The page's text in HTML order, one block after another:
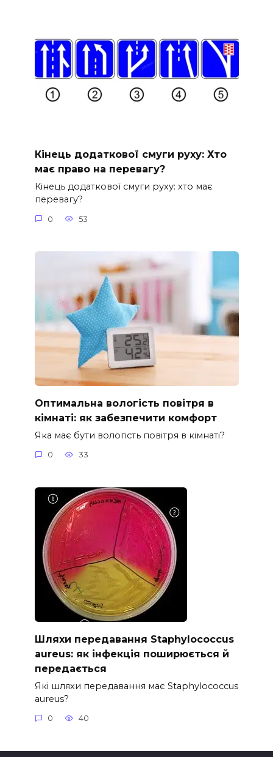
Кінець додаткової смуги руху: Хто
має право на перевагу?
Кінець додаткової смуги руху: хто має
перевагу?
0 53
Оптимальна вологість повітря в
кімнаті: як забезпечити комфорт
Яка має бути вологість повітря в кімнаті?
0 33
Шляхи передавання Staphylococcus
aureus: як інфекція поширюється й
передається
Які шляхи передавання має Staphylococcus
aureus?
0 40